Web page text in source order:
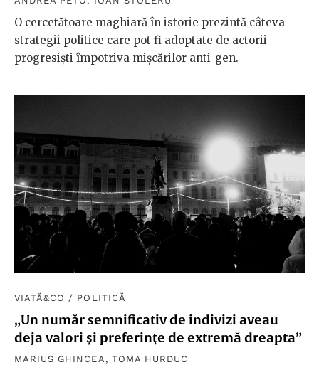
O cercetătoare maghiară în istorie prezintă câteva
strategii politice care pot fi adoptate de actorii
progresiști împotriva mișcărilor anti-gen.
VIAȚĂ&CO / POLITICĂ
„Un număr semnificativ de indivizi aveau
deja valori și preferințe de extremă dreapta”
MARIUS GHINCEA , TOMA HURDUC